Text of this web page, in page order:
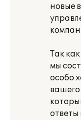
новые
Так
мы
особо
ответы